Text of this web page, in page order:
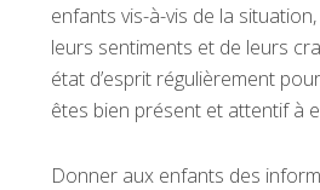
enfants vis-à-vis de la
leurs sentiments et de leurs
état d’esprit régulièrement
êtes bien présent et attentif à
Donner aux enfants des